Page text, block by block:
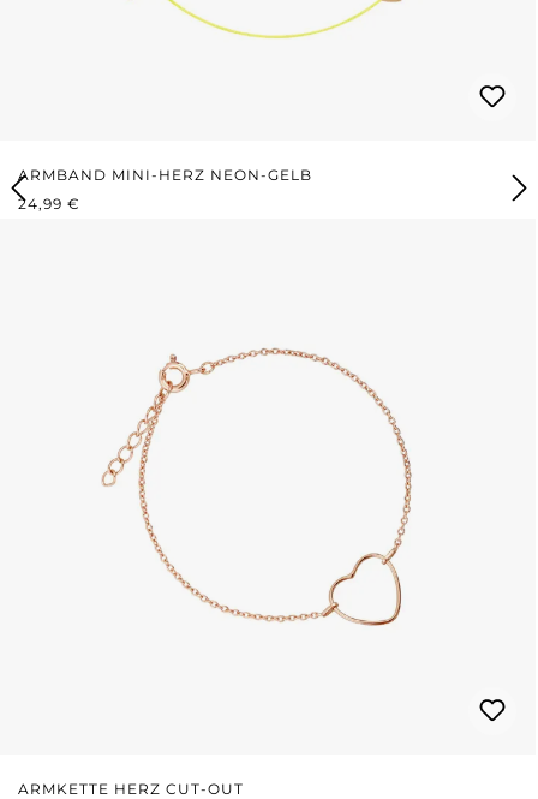
ARMBAND MINI-HERZ NEON-GELB
REGULÄRER PREIS:
24,99 €
ARMKETTE HERZ CUT-OUT